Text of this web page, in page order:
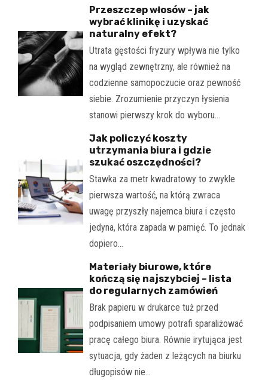
Przeszczep włosów – jak
wybrać klinikę i uzyskać
naturalny efekt?
Utrata gęstości fryzury wpływa nie tylko
na wygląd zewnętrzny, ale również na
codzienne samopoczucie oraz pewność
siebie. Zrozumienie przyczyn łysienia
stanowi pierwszy krok do wyboru…
Jak policzyć koszty
utrzymania biura i gdzie
szukać oszczędności?
Stawka za metr kwadratowy to zwykle
pierwsza wartość, na którą zwraca
uwagę przyszły najemca biura i często
jedyna, która zapada w pamięć. To jednak
dopiero…
Materiały biurowe, które
kończą się najszybciej – lista
do regularnych zamówień
Brak papieru w drukarce tuż przed
podpisaniem umowy potrafi sparaliżować
pracę całego biura. Równie irytująca jest
sytuacja, gdy żaden z leżących na biurku
długopisów nie…